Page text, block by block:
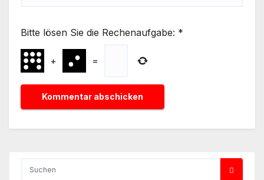
Bitte lösen Sie die Rechenaufgabe: *
+ =